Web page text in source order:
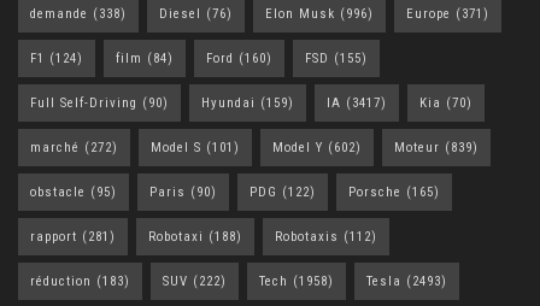
demande (338) Diesel (76) Elon Musk (996) Europe (371)
F1 (124) film (84) Ford (160) FSD (155)
Full Self-Driving (90) Hyundai (159) IA (3417) Kia (70)
marché (272) Model S (101) Model Y (602) Moteur (839)
obstacle (95) Paris (90) PDG (122) Porsche (165)
rapport (281) Robotaxi (188) Robotaxis (112)
réduction (183) SUV (222) Tech (1958) Tesla (2493)